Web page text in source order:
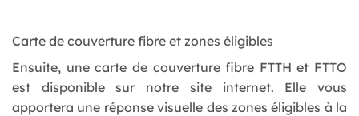
Carte de couverture fibre et zones éligibles
Ensuite, une carte de couverture fibre FTTH et FTTO
est disponible sur notre site internet. Elle vous
apportera une réponse visuelle des zones éligibles à la